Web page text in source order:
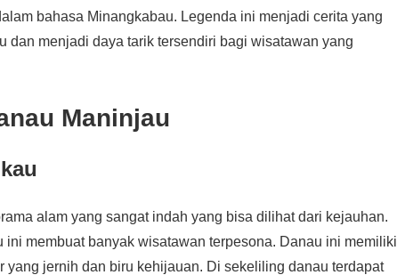
bahasa Minangkabau. Legenda ini menjadi cerita yang
dan menjadi daya tarik tersendiri bagi wisatawan yang
Maninjau
alam yang sangat indah yang bisa dilihat dari kejauhan.
ini membuat banyak wisatawan terpesona. Danau ini memiliki
yang jernih dan biru kehijauan. Di sekeliling danau terdapat